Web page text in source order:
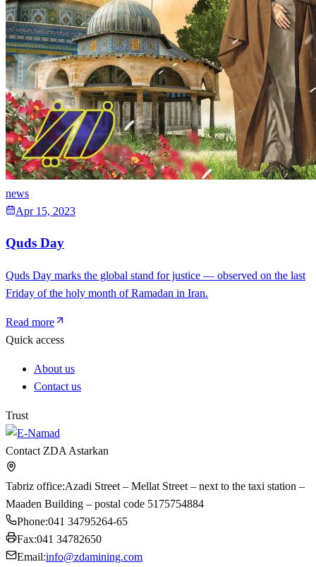
news
Apr 15, 2023
Quds Day
Quds Day marks the global stand for justice — observed on the last
Friday of the holy month of Ramadan in Iran.
Read more
Quick access
About us
Contact us
Trust
Contact ZDA Astarkan
Tabriz office:Azadi Street – Mellat Street – next to the taxi station –
Maaden Building – postal code 5175754884
Phone:041 34795264-65
Fax:041 34782650
Email:info@zdamining.com